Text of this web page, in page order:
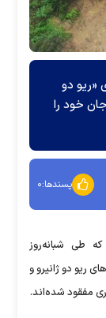
«ریو دو
سانتو»‌ی برزیل، ۱۲ نفر جان خود را
پسندها:۰
که طی شبانه‌روز
ریو دو ژانیرو و